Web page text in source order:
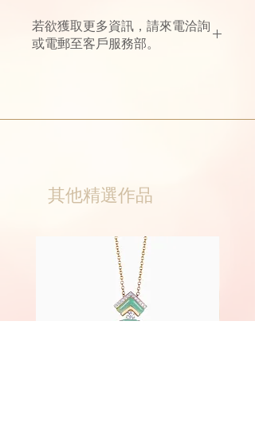
若欲獲取更多資訊，請來電洽詢
或電郵至客戶服務部。
其他精選作品